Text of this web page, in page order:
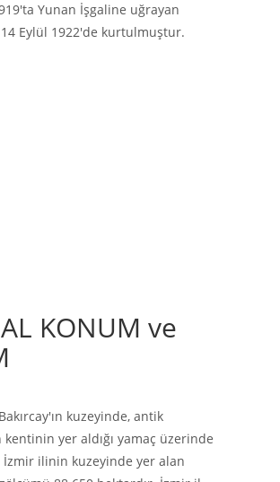
Yunan İşgaline uğrayan
Eylül 1922'de kurtulmuştur.
KONUM ve
kuzeyinde, antik
kentinin yer aldığı yamaç üzerinde
ilinin kuzeyinde yer alan